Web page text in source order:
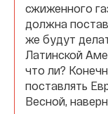
сжиженного
должна
же будут
Латинской
что ли?
поставлять
Весной,